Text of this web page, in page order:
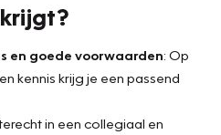
en goede voorwaarden: Op
kennis krijg je een passend
in een collegiaal en